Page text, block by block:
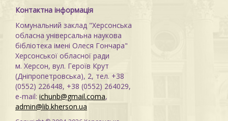
Контактна інформація
Комунальний заклад "Херсонська
обласна універсальна наукова
бібліотека імені Олеся Гончара"
Херсонської обласної ради
м. Херсон, вул. Героїв Крут
(Дніпропетровська), 2, тел. +38
(0552) 226448, +38 (0552) 264029,
e-mail: ichunb@gmail.coma,
admin@lib.kherson.ua